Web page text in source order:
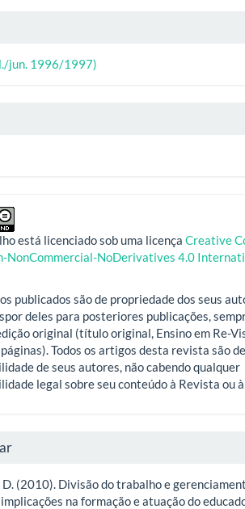
jun. 1996/1997)
está licenciado sob uma licençaCreative
NonCommercial-NoDerivatives 4.0
publicados são de propriedade dos seus
deles para posteriores publicações,
original (título original, Ensino em Re-
páginas). Todos os artigos desta revista são
de seus autores, não cabendo qualquer
legal sobre seu conteúdo à Revista ou
D. (2010). Divisão do trabalho e
na formação e atuação do